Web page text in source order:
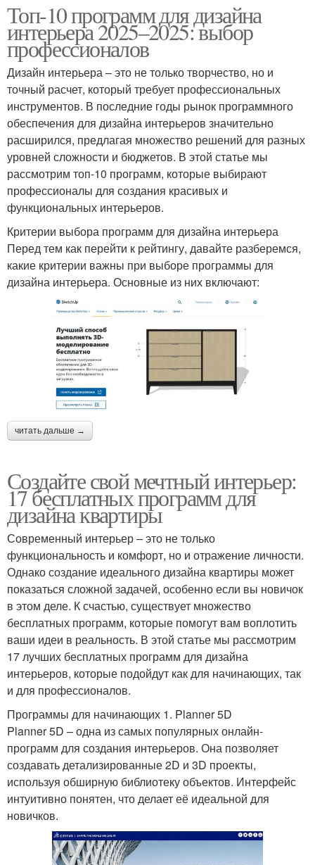
Топ-10 программ для дизайна
интерьера 2025–2025: выбор
профессионалов
Дизайн интерьера – это не только творчество, но и
точный расчет, который требует профессиональных
инструментов. В последние годы рынок программного
обеспечения для дизайна интерьеров значительно
расширился, предлагая множество решений для разных
уровней сложности и бюджетов. В этой статье мы
рассмотрим топ-10 программ, которые выбирают
профессионалы для создания красивых и
функциональных интерьеров.
Критерии выбора программ для дизайна интерьера
Перед тем как перейти к рейтингу, давайте разберемся,
какие критерии важны при выборе программы для
дизайна интерьера. Основные из них включают:
читать дальше →
Создайте свой мечтный интерьер:
17 бесплатных программ для
дизайна квартиры
Современный интерьер – это не только
функциональность и комфорт, но и отражение личности.
Однако создание идеального дизайна квартиры может
показаться сложной задачей, особенно если вы новичок
в этом деле. К счастью, существует множество
бесплатных программ, которые помогут вам воплотить
ваши идеи в реальность. В этой статье мы рассмотрим
17 лучших бесплатных программ для дизайна
интерьеров, которые подойдут как для начинающих, так
и для профессионалов.
Программы для начинающих 1. Planner 5D
Planner 5D – одна из самых популярных онлайн-
программ для создания интерьеров. Она позволяет
создавать детализированные 2D и 3D проекты,
используя обширную библиотеку объектов. Интерфейс
интуитивно понятен, что делает её идеальной для
новичков.